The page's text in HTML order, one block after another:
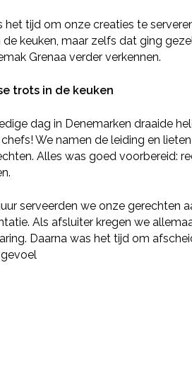
het tijd om onze creaties te
keuken, maar zelfs dat ging
Grenaa verder verkennen.
trots in de keuken
dag in Denemarken draaide
We namen de leiding en
Alles was goed voorbereid:
serveerden we onze gerechten
Als afsluiter kregen we
Daarna was het tijd om